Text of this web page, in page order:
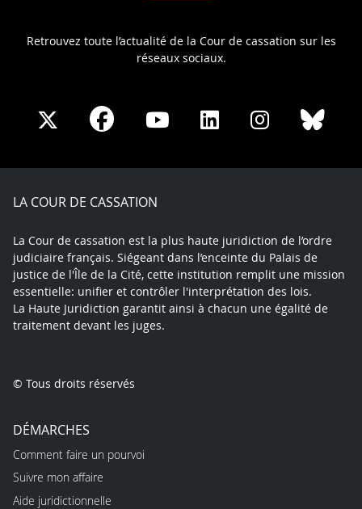
Retrouvez toute l’actualité de la Cour de cassation sur les
réseaux sociaux.
Share
X
Share
Facebook
Share
Youtube
Share
LinkedIn
Share
Instagram
LA COUR DE CASSATION
La Cour de cassation est la plus haute juridiction de l’ordre
judiciaire français. Siégeant dans l’enceinte du Palais de
justice de l'Île de la Cité, cette institution remplit une mission
essentielle: unifier et contrôler l'interprétation des lois.
La Haute Juridiction garantit ainsi à chacun une égalité de
traitement devant les juges.
© Tous droits réservés
DÉMARCHES
Comment faire un pourvoi
Suivre mon affaire
Aide juridictionnelle